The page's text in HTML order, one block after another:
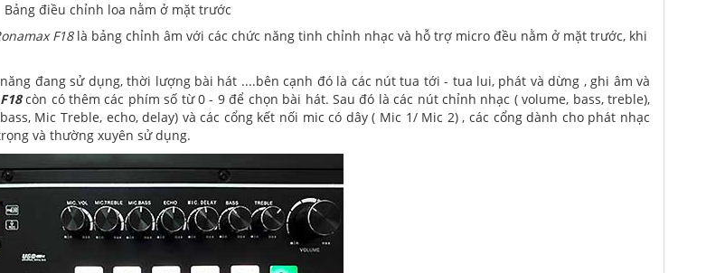
Bảng điều chỉnh loa nằm ở mặt trước
F18là bảng chỉnh âm với các chức năng tinh chỉnh nhạc và hỗ trợ micro đều nằm ở mặt trước, khi
đang sử dụng, thời lượng bài hát ....bên cạnh đó là các nút tua tới - tua lui, phát và dừng , ghi âm và
còn có thêm các phím số từ 0 - 9 để chọn bài hát. Sau đó là các nút chỉnh nhạc ( volume, bass, treble),
Mic Treble, echo, delay) và các cổng kết nối mic có dây ( Mic 1/ Mic 2) , các cổng dành cho phát nhạc
và thường xuyên sử dụng.